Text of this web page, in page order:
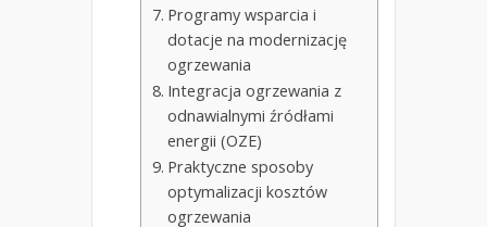
Programy wsparcia i
dotacje na modernizację
ogrzewania
Integracja ogrzewania z
odnawialnymi źródłami
energii (OZE)
Praktyczne sposoby
optymalizacji kosztów
ogrzewania